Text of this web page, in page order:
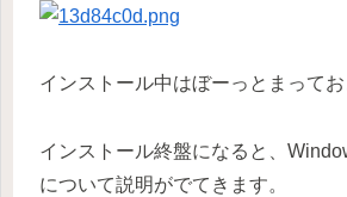
インストール中はぼーっとまってお
インストール終盤になると、
について説明がでてきます。